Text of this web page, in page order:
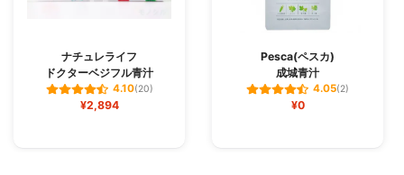
ナチュレライフ
ドクターベジフル青汁
4.10(20)
¥2,894
Pesca(ペスカ)
成城青汁
4.05(2)
¥0